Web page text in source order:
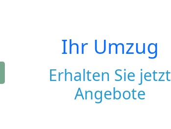
Ihr Umzug
Erhalten Sie jetzt
Angebote